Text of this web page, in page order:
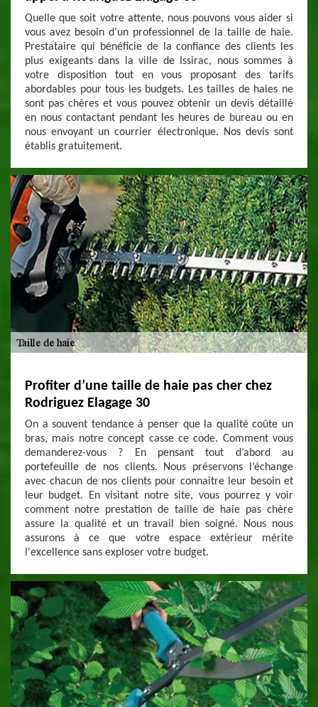
Quelle que soit votre attente, nous pouvons vous aider si
vous avez besoin d’un professionnel de la taille de haie.
Prestataire qui bénéficie de la confiance des clients les
plus exigeants dans la ville de Issirac, nous sommes à
votre disposition tout en vous proposant des tarifs
abordables pour tous les budgets. Les tailles de haies ne
sont pas chères et vous pouvez obtenir un devis détaillé
en nous contactant pendant les heures de bureau ou en
nous envoyant un courrier électronique. Nos devis sont
établis gratuitement.
Profiter d’une taille de haie pas cher chez
Rodriguez Elagage 30
On a souvent tendance à penser que la qualité coûte un
bras, mais notre concept casse ce code. Comment vous
demanderez-vous ? En pensant tout d’abord au
portefeuille de nos clients. Nous préservons l’échange
avec chacun de nos clients pour connaitre leur besoin et
leur budget. En visitant notre site, vous pourrez y voir
comment notre prestation de taille de haie pas chère
assure la qualité et un travail bien soigné. Nous nous
assurons à ce que votre espace extérieur mérite
l'excellence sans exploser votre budget.